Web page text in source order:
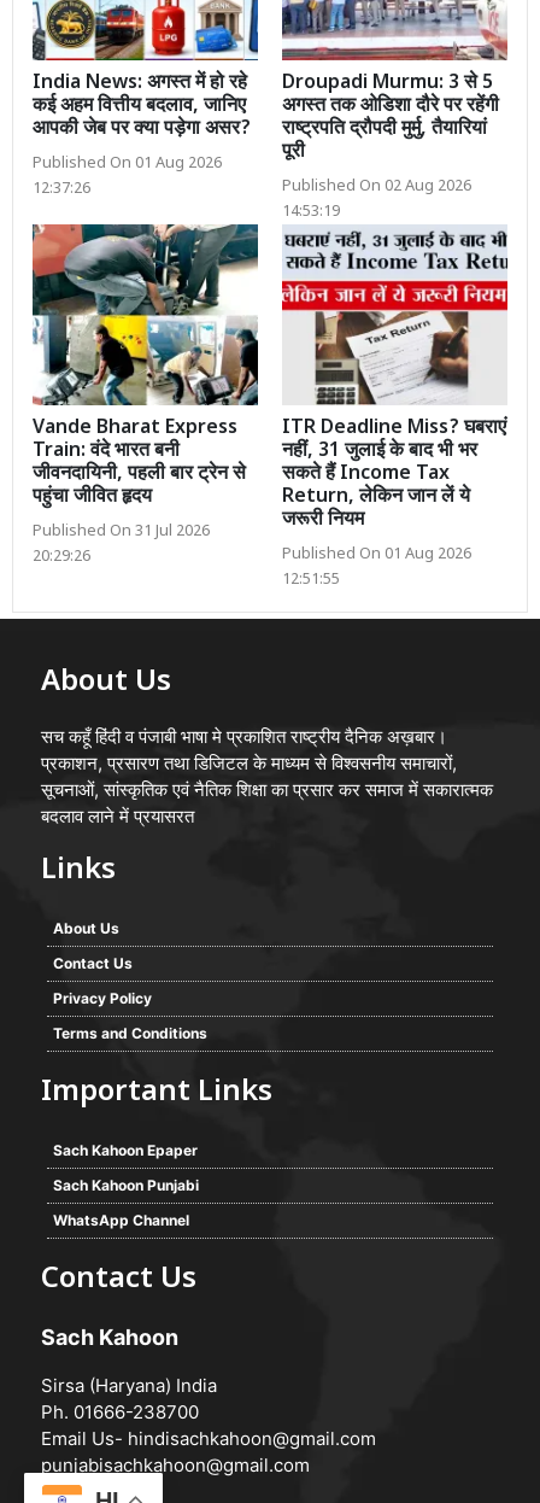
India News: अगस्त में हो रहे
कई अहम वित्तीय बदलाव, जानिए
आपकी जेब पर क्या पड़ेगा असर?
Published On 01 Aug 2026
12:37:26
Droupadi Murmu: 3 से 5
अगस्त तक ओडिशा दौरे पर रहेंगी
राष्ट्रपति द्रौपदी मुर्मु, तैयारियां
पूरी
Published On 02 Aug 2026
14:53:19
Vande Bharat Express
Train: वंदे भारत बनी
जीवनदायिनी, पहली बार ट्रेन से
पहुंचा जीवित हृदय
Published On 31 Jul 2026
20:29:26
ITR Deadline Miss? घबराएं
नहीं, 31 जुलाई के बाद भी भर
सकते हैं Income Tax
Return, लेकिन जान लें ये
जरूरी नियम
Published On 01 Aug 2026
12:51:55
About Us
सच कहूँ हिंदी व पंजाबी भाषा मे प्रकाशित राष्ट्रीय दैनिक अख़बार।
प्रकाशन, प्रसारण तथा डिजिटल के माध्यम से विश्वसनीय समाचारों,
सूचनाओं, सांस्कृतिक एवं नैतिक शिक्षा का प्रसार कर समाज में सकारात्मक
बदलाव लाने में प्रयासरत
Links
About Us
Contact Us
Privacy Policy
Terms and Conditions
Important Links
Sach Kahoon Epaper
Sach Kahoon Punjabi
WhatsApp Channel
Contact Us
Sach Kahoon
Sirsa (Haryana) India
Ph. 01666-238700
Email Us- hindisachkahoon@gmail.com
punjabisachkahoon@gmail.com